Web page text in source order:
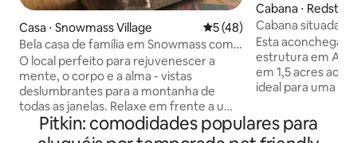
Casa ⋅ Snowmass Village 5 de uma avaliação média
5 (48)
Bela casa de família em Snowmass com
vista para a montanha
O local perfeito para rejuvenescer a
mente, o corpo e a alma - vistas
deslumbrantes para a montanha de
todas as janelas. Relaxe em frente a uma
lareira ardente, sob as estrelas em uma
nova banheira de hidromassagem para 6
Cabana ⋅
Cabana situada
dos pescadores
Esta
estrutura em A,
em 1,5 acres ao
ideal para uma
Com águas de
Medalha de Ouro
Pitkin: comodidades populares para